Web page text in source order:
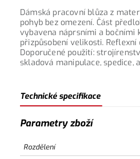
Dámská pracovní blůza z
pohyb bez omezení. Část
vybavena náprsními a bočními
přizpůsobení velikosti.
Doporučené použití:
skladová manipulace, spedice,
Technické specifikace
Parametry zboží
Rozdělení